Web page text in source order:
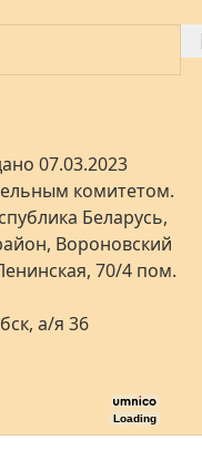
07.03.2023
комитетом.
Беларусь,
Вороновский
70/4 пом.
а/я 36
Loading